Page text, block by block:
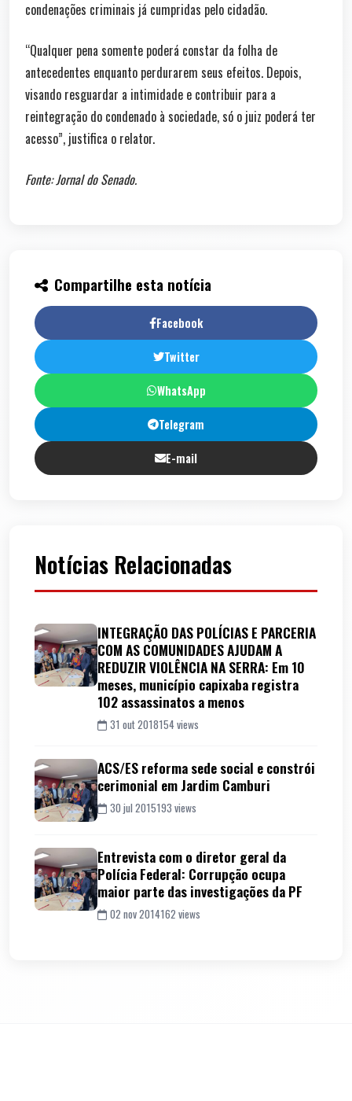
condenações criminais já cumpridas pelo cidadão.
“Qualquer pena somente poderá constar da folha de
antecedentes enquanto perdurarem seus efeitos. Depois,
visando resguardar a intimidade e contribuir para a
reintegração do condenado à sociedade, só o juiz poderá ter
acesso”, justifica o relator.
Fonte: Jornal do Senado.
Compartilhe esta notícia
Facebook
Twitter
WhatsApp
Telegram
E-mail
Notícias Relacionadas
INTEGRAÇÃO DAS POLÍCIAS E PARCERIA
COM AS COMUNIDADES AJUDAM A
REDUZIR VIOLÊNCIA NA SERRA: Em 10
meses, município capixaba registra
102 assassinatos a menos
31 out 2018154 views
ACS/ES reforma sede social e constrói
cerimonial em Jardim Camburi
30 jul 2015193 views
Entrevista com o diretor geral da
Polícia Federal: Corrupção ocupa
maior parte das investigações da PF
02 nov 2014162 views